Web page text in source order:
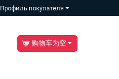
Профиль покупателя
购物车为空